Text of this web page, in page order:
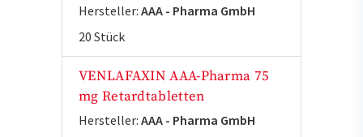
Hersteller: AAA - Pharma GmbH
20 Stück
VENLAFAXIN AAA-Pharma 75
mg Retardtabletten
Hersteller: AAA - Pharma GmbH